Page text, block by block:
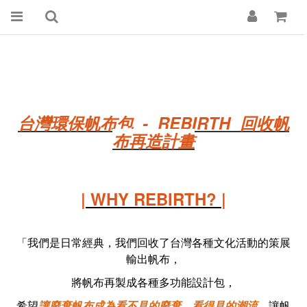
台灣環保帆布包 - REBIRTH 回收帆
布再造計畫
| WHY REBIRTH? |
「我們是日常經典，我們回收了台灣各種文化活動的策展
輸出帆布，
將帆布再製成各種多功能設計包，